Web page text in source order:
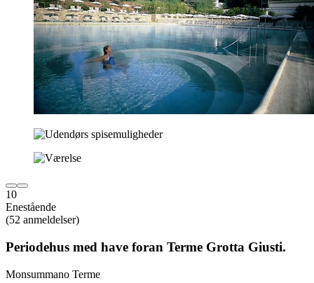
10
Enestående
(52 anmeldelser)
Periodehus med have foran Terme Grotta Giusti.
Monsummano Terme